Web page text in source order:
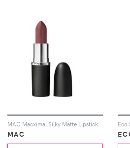
MAC